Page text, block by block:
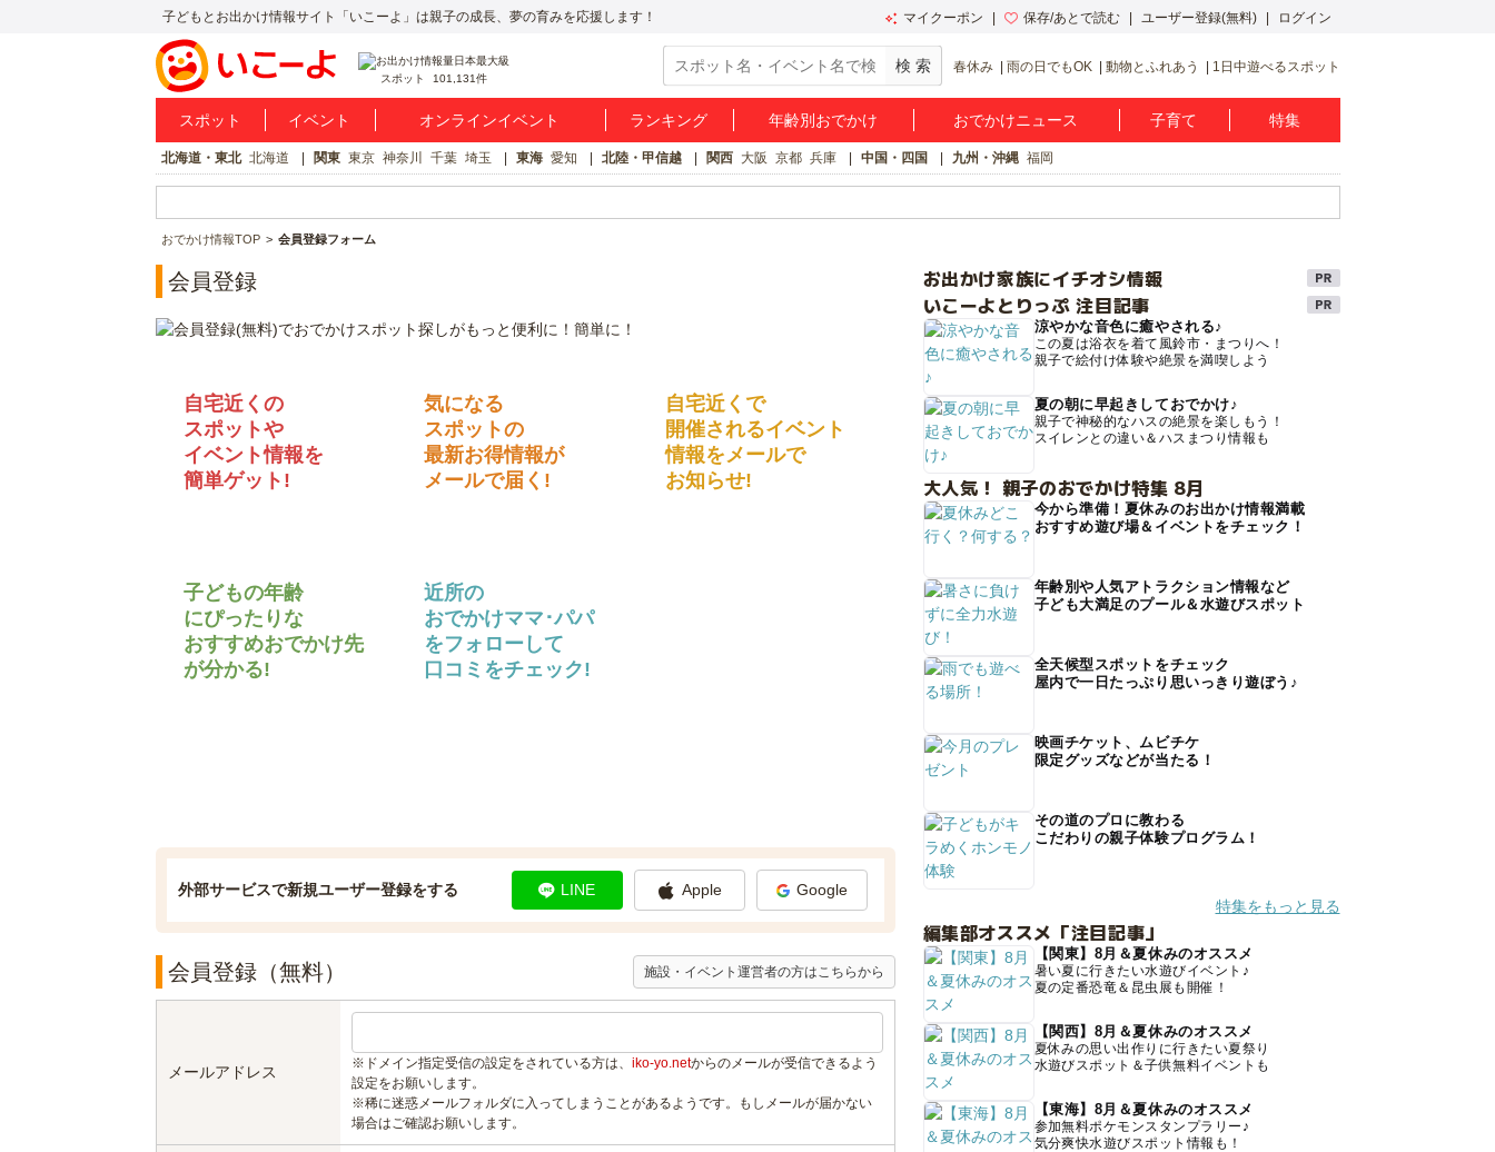
子どもとお出かけ情報サイト「いこーよ」は親子の成長、夢の育みを応援します！ マイクーポン 保存/あとで読む ユーザー登録(無料) ログイン
スポット 101,131件
春休み 雨の日でもOK 動物とふれあう 1日中遊べるスポット
スポット イベント オンラインイベント ランキング 年齢別おでかけ おでかけニュース 子育て 特集
北海道・東北 北海道 関東 東京 神奈川 千葉 埼玉 東海 愛知 北陸・甲信越 関西 大阪 京都 兵庫 中国・四国 九州・沖縄 福岡
おでかけ情報TOP 会員登録フォーム
会員登録
自宅近くの
スポットや
イベント情報を
簡単ゲット!
気になる
スポットの
最新お得情報が
メールで届く!
自宅近くで
開催されるイベント
情報をメールで
お知らせ!
子どもの年齢
にぴったりな
おすすめおでかけ先
が分かる!
近所の
おでかけママ･パパ
をフォローして
口コミをチェック!
外部サービスで新規ユーザー登録をする LINE Apple Google
会員登録（無料） 施設・イベント運営者の方はこちらから
メールアドレス ※ドメイン指定受信の設定をされている方は、 iko-yo.netからのメールが受信できるよう
設定をお願いします。
※稀に迷惑メールフォルダに入ってしまうことがあるようです。もしメールが届かない
場合はご確認お願いします。
お出かけ家族にイチオシ情報
いこーよとりっぷ 注目記事
涼やかな音色に癒やされる♪
この夏は浴衣を着て風鈴市・まつりへ！
親子で絵付け体験や絶景を満喫しよう
夏の朝に早起きしておでかけ♪
親子で神秘的なハスの絶景を楽しもう！
スイレンとの違い＆ハスまつり情報も
大人気！ 親子のおでかけ特集 8月
今から準備！夏休みのお出かけ情報満載
おすすめ遊び場＆イベントをチェック！
年齢別や人気アトラクション情報など
子ども大満足のプール＆水遊びスポット
全天候型スポットをチェック
屋内で一日たっぷり思いっきり遊ぼう♪
映画チケット、ムビチケ
限定グッズなどが当たる！
その道のプロに教わる
こだわりの親子体験プログラム！
特集をもっと見る
編集部オススメ「注目記事」
【関東】8月＆夏休みのオススメ
暑い夏に行きたい水遊びイベント♪
夏の定番恐竜＆昆虫展も開催！
【関西】8月＆夏休みのオススメ
夏休みの思い出作りに行きたい夏祭り
水遊びスポット＆子供無料イベントも
【東海】8月＆夏休みのオススメ
参加無料ポケモンスタンプラリー♪
気分爽快水遊びスポット情報も！